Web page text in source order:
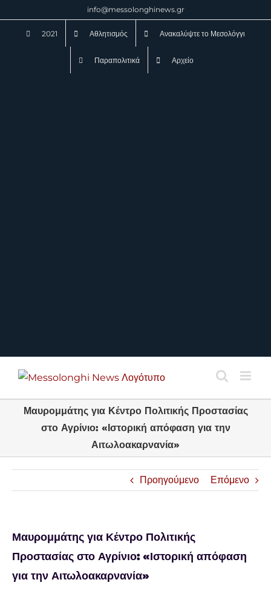
info@messolonghinews.gr
2021 Αθλητισμός Ανακαλύψτε το Μεσολόγγι
Παραπολιτικά Αρχείο
Μαυρομμάτης για Κέντρο Πολιτικής Προστασίας
στο Αγρίνιο: «Ιστορική απόφαση για την
Αιτωλοακαρνανία»
Προηγούμενο Επόμενο
Μαυρομμάτης για Κέντρο Πολιτικής
Προστασίας στο Αγρίνιο: «Ιστορική απόφαση
για την Αιτωλοακαρνανία»